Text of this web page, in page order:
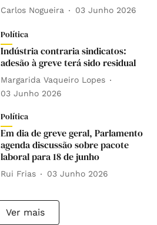
Carlos Nogueira 03 Junho 2026
Política
Indústria contraria sindicatos:
adesão à greve terá sido residual
Margarida Vaqueiro Lopes
03 Junho 2026
Política
Em dia de greve geral, Parlamento
agenda discussão sobre pacote
laboral para 18 de junho
Rui Frias 03 Junho 2026
Ver mais